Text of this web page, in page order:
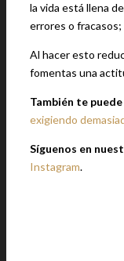
la vida está llena
errores o fracasos;
Al hacer esto
fomentas una
También te
exigiendo
Síguenos en
Instagram.